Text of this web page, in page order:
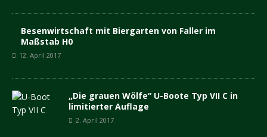
Besenwirtschaft mit Biergarten von Faller im
Maßstab H0
12. April 2017
„Die grauen Wölfe“ U-Boote Typ VII C in
limitierter Auflage
2. April 2017